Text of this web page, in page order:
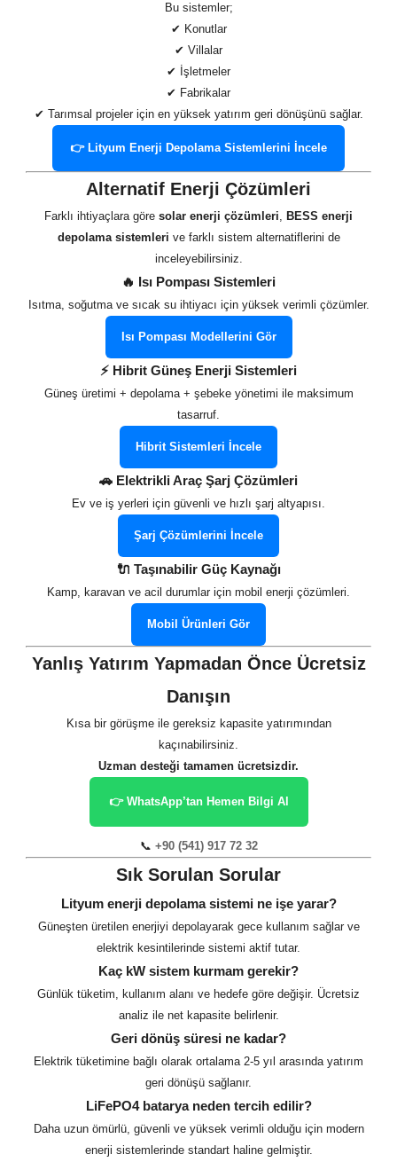
Bu sistemler;
✔ Konutlar
✔ Villalar
✔ İşletmeler
✔ Fabrikalar
✔ Tarımsal projeler için en yüksek yatırım geri dönüşünü sağlar.
👉 Lityum Enerji Depolama Sistemlerini İncele
Alternatif Enerji Çözümleri
Farklı ihtiyaçlara göre solar enerji çözümleri, BESS enerji
depolama sistemleri ve farklı sistem alternatiflerini de
inceleyebilirsiniz.
🔥 Isı Pompası Sistemleri
Isıtma, soğutma ve sıcak su ihtiyacı için yüksek verimli çözümler.
Isı Pompası Modellerini Gör
⚡ Hibrit Güneş Enerji Sistemleri
Güneş üretimi + depolama + şebeke yönetimi ile maksimum
tasarruf.
Hibrit Sistemleri İncele
🚗 Elektrikli Araç Şarj Çözümleri
Ev ve iş yerleri için güvenli ve hızlı şarj altyapısı.
Şarj Çözümlerini İncele
🔌 Taşınabilir Güç Kaynağı
Kamp, karavan ve acil durumlar için mobil enerji çözümleri.
Mobil Ürünleri Gör
Yanlış Yatırım Yapmadan Önce Ücretsiz
Danışın
Kısa bir görüşme ile gereksiz kapasite yatırımından
kaçınabilirsiniz.
Uzman desteği tamamen ücretsizdir.
👉 WhatsApp’tan Hemen Bilgi Al
📞 +90 (541) 917 72 32
Sık Sorulan Sorular
Lityum enerji depolama sistemi ne işe yarar?
Güneşten üretilen enerjiyi depolayarak gece kullanım sağlar ve
elektrik kesintilerinde sistemi aktif tutar.
Kaç kW sistem kurmam gerekir?
Günlük tüketim, kullanım alanı ve hedefe göre değişir. Ücretsiz
analiz ile net kapasite belirlenir.
Geri dönüş süresi ne kadar?
Elektrik tüketimine bağlı olarak ortalama 2-5 yıl arasında yatırım
geri dönüşü sağlanır.
LiFePO4 batarya neden tercih edilir?
Daha uzun ömürlü, güvenli ve yüksek verimli olduğu için modern
enerji sistemlerinde standart haline gelmiştir.